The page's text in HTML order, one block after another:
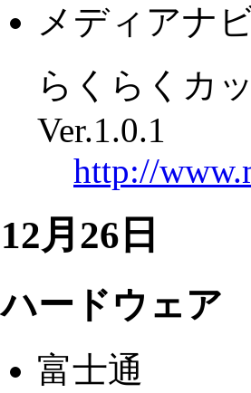
メディアナ
らくらくカ
Ver.1.0.1
http://
12月26日
ハードウェア
富士通